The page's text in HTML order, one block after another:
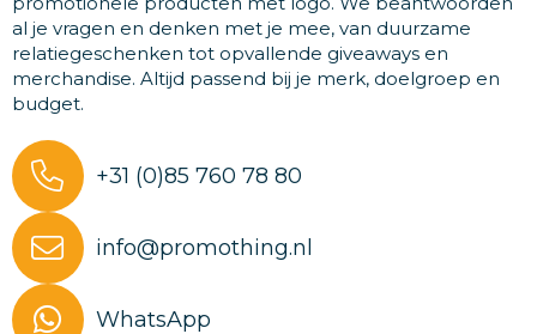
al je vragen en denken met je mee, van duurzame
relatiegeschenken tot opvallende giveaways en
merchandise. Altijd passend bij je merk, doelgroep en
budget.
+31 (0)85 760 78 80
info@promothing.nl
WhatsApp